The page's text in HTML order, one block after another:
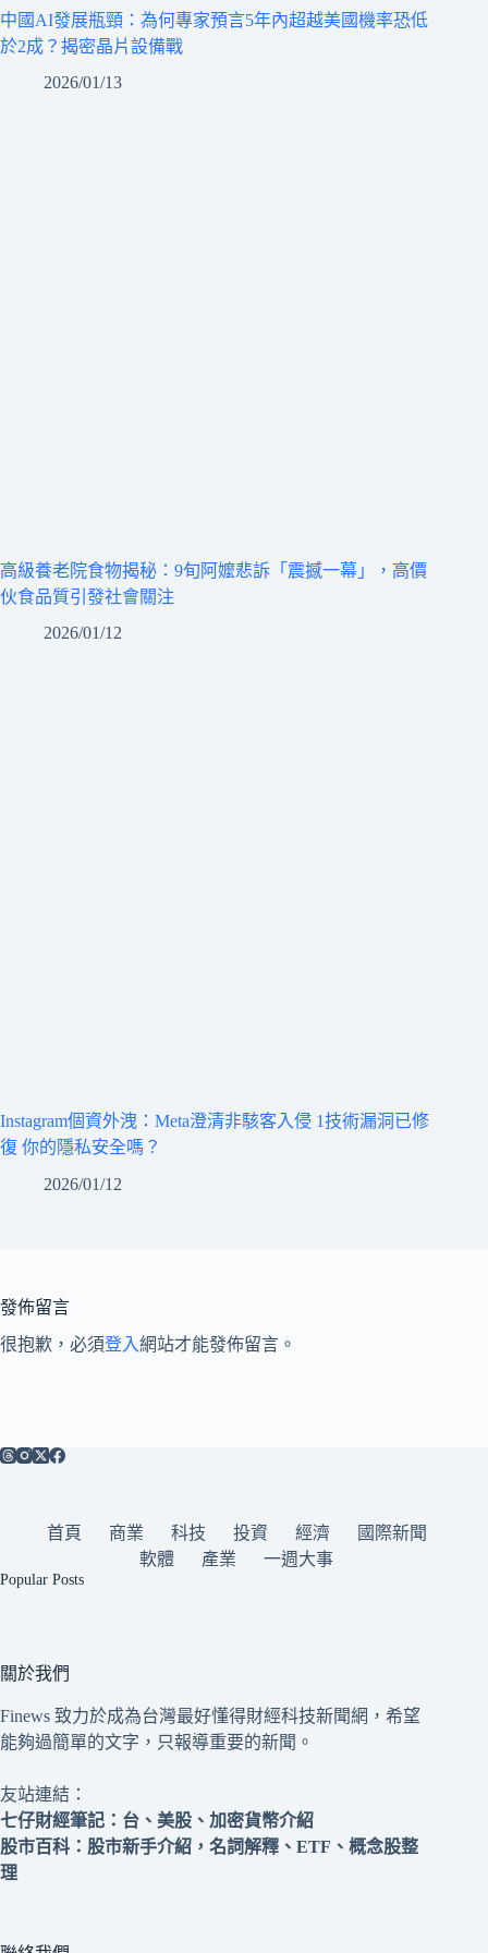
中國AI發展瓶頸：為何專家預言5年內超越美國機率恐低
於2成？揭密晶片設備戰
2026/01/13
高級養老院食物揭秘：9旬阿嬤悲訴「震撼一幕」，高價
伙食品質引發社會關注
2026/01/12
Instagram個資外洩：Meta澄清非駭客入侵 1技術漏洞已修
復 你的隱私安全嗎？
2026/01/12
發佈留言
很抱歉，必須登入網站才能發佈留言。
首頁 商業 科技 投資 經濟
國際新聞
軟體
產業 一週大事
Popular Posts
關於我們
Finews 致力於成為台灣最好懂得財經科技新聞網，希望
能夠過簡單的文字，只報導重要的新聞。
友站連結：
七仔財經筆記 ：台、美股、加密貨幣介紹
股市百科 ：股市新手介紹，名詞解釋、ETF、概念股整
理